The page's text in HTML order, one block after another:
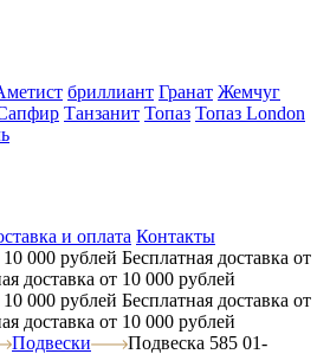
бриллиант Гранат Жемчуг
Танзанит Топаз Топаз London
и оплата Контакты
10 000 рублей Бесплатная доставка от
доставка от 10 000 рублей
10 000 рублей Бесплатная доставка от
доставка от 10 000 рублей
Подвески
Подвеска 585 01-